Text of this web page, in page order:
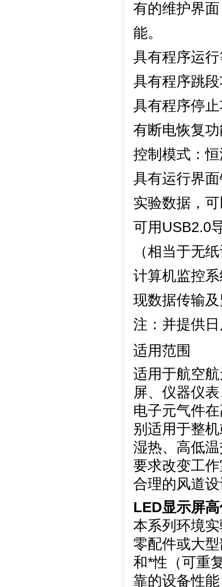
有的维护界面
能。
具有程序运行等
具有程序跳段功
具有程序停止功
有断电恢复功能
控制模式：恒
具有运行界面
实验数据，
可用USB2.0
（相当于无纸
计算机监控系
现数据传输及监
注：并提
适用范围
适用于航空航
屏、 仪器仪表
电子元气件在
别适用于整机
湿热、高
要求改变工作室
合理的风道设
LED显示屏
本系列环境实
零配件或大型
和*性（可重
靠的设备性能